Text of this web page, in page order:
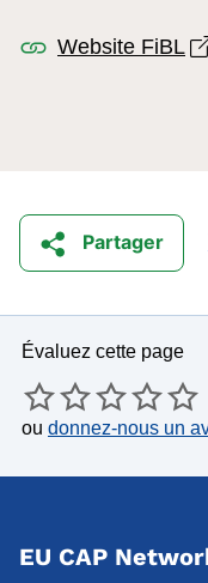
Website FiBL
Partager
Évaluez cette page
ou donnez-nous un
EU CAP